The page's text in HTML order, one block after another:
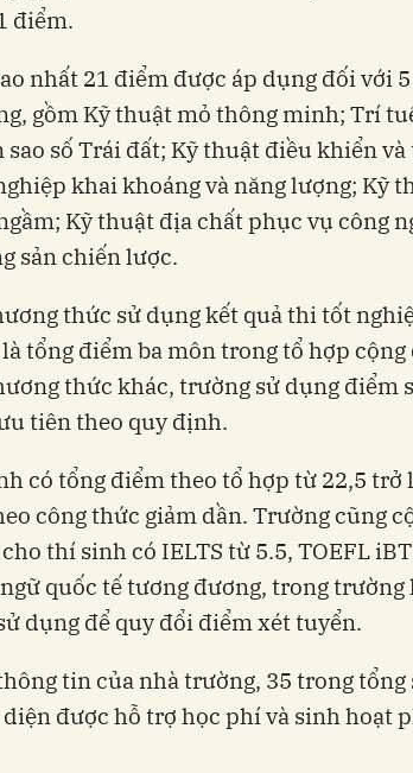
điểm.
nhất 21 điểm được áp dụng đối với
gồm Kỹ thuật mỏ thông minh; Trí
sao số Trái đất; Kỹ thuật điều khiển
khai khoáng và năng lượng; Kỹ
Kỹ thuật địa chất phục vụ công
sản chiến lược.
thức sử dụng kết quả thi tốt
tổng điểm ba môn trong tổ hợp
thức khác, trường sử dụng điểm
tiên theo quy định.
có tổng điểm theo tổ hợp từ 22,5
công thức giảm dần. Trường cũng
thí sinh có IELTS từ 5.5, TOEFL
quốc tế tương đương, trong
dụng để quy đổi điểm xét tuyển.
tin của nhà trường, 35 trong tổng
được hỗ trợ học phí và sinh hoạt